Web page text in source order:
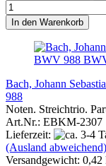
In den Warenkorb
Bach, Johann
988
Noten. Streichtrio.
Art.Nr.: EBKM-2307
Lieferzeit:
(Ausland abweichend)
Versandgewicht: 0,42